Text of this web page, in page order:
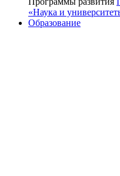
«Наука и
Образование